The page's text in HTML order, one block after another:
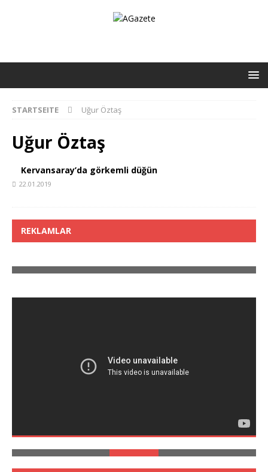
STARTSEITE Uğur Öztaş
Uğur Öztaş
Kervansaray’da görkemli düğün
22.01.2019
REKLAMLAR